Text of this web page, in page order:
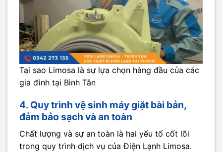
Tại sao Limosa là sự lựa chọn hàng đầu của các
gia đình tại Bình Tân
4. Quy trình vệ sinh máy giặt bài bản,
đảm bảo sạch và an toàn
Chất lượng và sự an toàn là hai yếu tố cốt lõi
trong quy trình dịch vụ của Điện Lạnh Limosa.